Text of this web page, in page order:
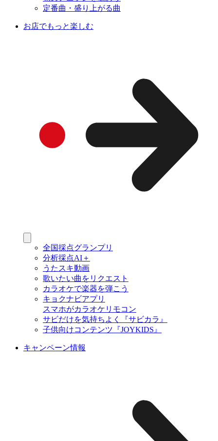
定番曲・盛り上がる曲
お店でもっと楽しむ
全国採点グランプリ
分析採点AI＋
うたスキ動画
歌いたい曲をリクエスト
カラオケで楽器を弾こう
キョクナビアプリ
スマホがカラオケリモコン
サビだけを気持ちよく『サビカラ』
子供向けコンテンツ『JOYKIDS』
キャンペーン情報